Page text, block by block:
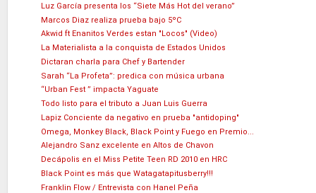
Luz García presenta los “Siete Más Hot del verano”
Marcos Diaz realiza prueba bajo 5ºC
Akwid ft Enanitos Verdes estan "Locos" (Video)
La Materialista a la conquista de Estados Unidos
Dictaran charla para Chef y Bartender
Sarah “La Profeta”: predica con música urbana
“Urban Fest ” impacta Yaguate
Todo listo para el tributo a Juan Luis Guerra
Lapiz Conciente da negativo en prueba "antidoping"
Omega, Monkey Black, Black Point y Fuego en Premio...
Alejandro Sanz excelente en Altos de Chavon
Decápolis en el Miss Petite Teen RD 2010 en HRC
Black Point es más que Watagatapitusberry!!!
Franklin Flow / Entrevista con Hanel Peña